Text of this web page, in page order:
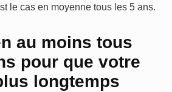
le cas en moyenne tous les 5 ans.
au moins tous
pour que votre
longtemps